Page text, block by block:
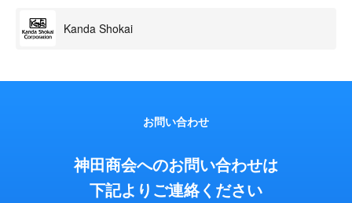
Kanda Shokai
お問い合わせ
神田商会へのお問い合わせは
下記よりご連絡ください